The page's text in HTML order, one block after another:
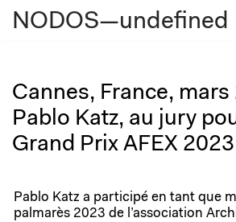
contenu
NODOS—undefined
Cannes, France, mars
Pablo Katz, au jury
Grand Prix AFEX 2023
Pablo Katz a participé en tant que
palmarès 2023 de l’association